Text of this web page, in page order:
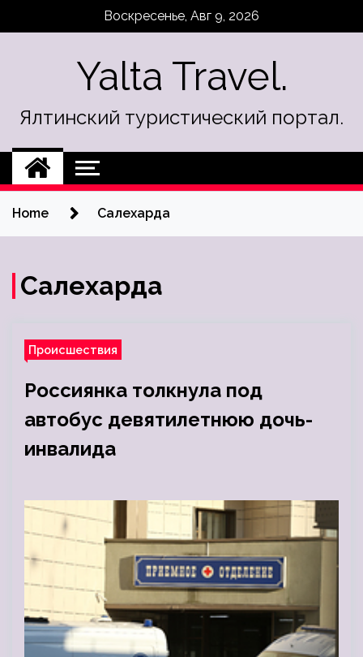
Воскресенье, Авг 9, 2026
Yalta Travel.
Ялтинский туристический портал.
Home Салехарда
Салехарда
Происшествия
Россиянка толкнула под
автобус девятилетнюю дочь-
инвалида